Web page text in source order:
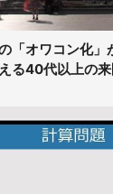
「オワコン化
る40代以上の